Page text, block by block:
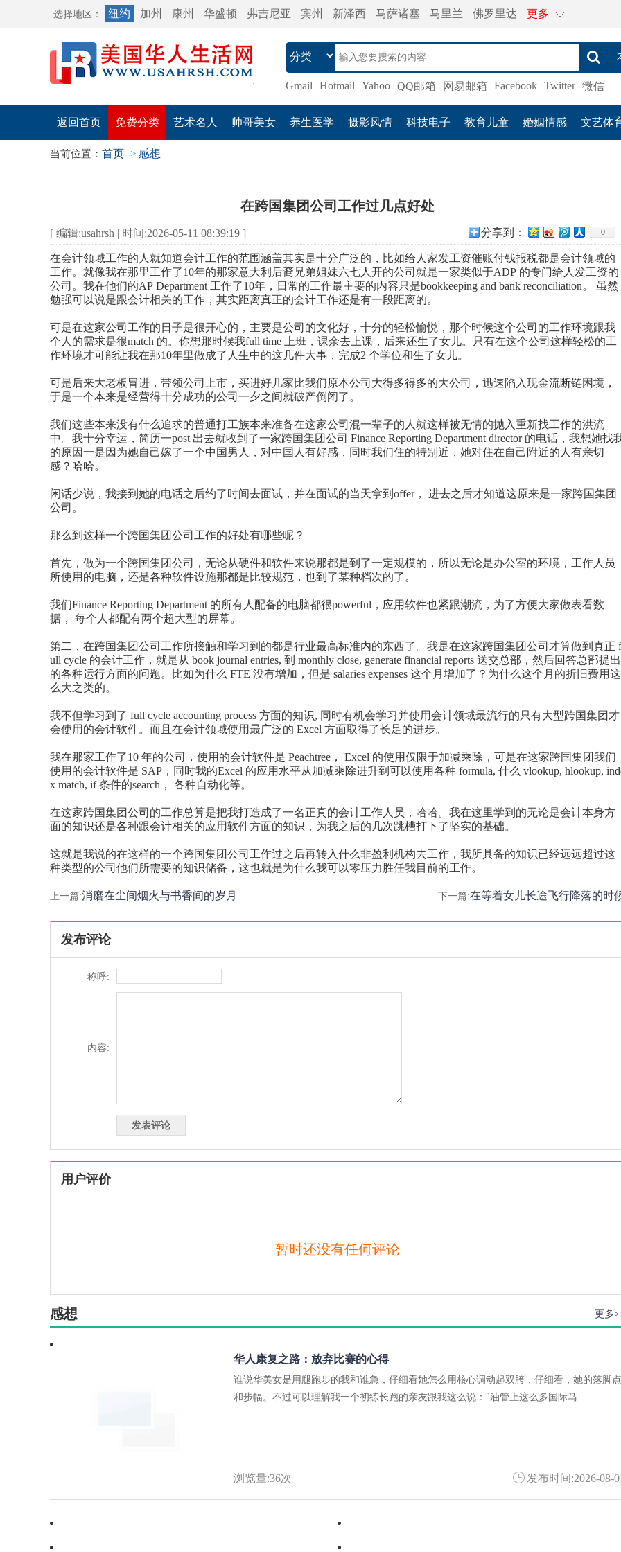
选择地区： 纽约 加州 康州 华盛顿 弗吉尼亚 宾州 新泽西 马萨诸塞 马里兰 佛罗里达 更多
Gmail Hotmail Yahoo QQ邮箱 网易邮箱 Facebook Twitter 微信
返回首页 免费分类 艺术名人 帅哥美女 养生医学 摄影风情 科技电子 教育儿童 婚姻情感 文艺体
当前位置： 首页 -> 感想
在跨国集团公司工作过几点好处
[ 编辑:usahrsh | 时间:2026-05-11 08:39:19 ] 分享到： 0
在会计领域工作的人就知道会计工作的范围涵盖其实是十分广泛的，比如给人家发工资催账付钱报税都是会计领域的
工作。就像我在那里工作了10年的那家意大利后裔兄弟姐妹六七人开的公司就是一家类似于ADP 的专门给人发工资的
公司。我在他们的AP Department 工作了10年，日常的工作最主要的内容只是bookkeeping and bank reconciliation。
虽然
勉强可以说是跟会计相关的工作，其实距离真正的会计工作还是有一段距离的。
可是在这家公司工作的日子是很开心的，主要是公司的文化好，十分的轻松愉悦，那个时候这个公司的工作环境跟我
个人的需求是很match 的。你想那时候我full time
上班，课余去上课，后来还生了女儿。只有在这个公司这样轻松的工
作环境才可能让我在那10年里做成了人生中的这几件大事，完成2 个学位和生了女儿。
可是后来大老板冒进，带领公司上市，买进好几家比我们原本公司大得多得多的大公司，迅速陷入现金流断链困境，
于是一个本来是经营得十分成功的公司一夕之间就破产倒闭了。
我们这些本来没有什么追求的普通打工族本来准备在这家公司混一辈子的人就这样被无情的抛入重新找工作的洪流
中。我十分幸运，简历一post 出去就收到了一家跨国集团公司 Finance Reporting Department director 的电话，我想她找
的原因一是因为她自己嫁了一个中国男人，对中国人有好感，同时我们住的特别近，她对住在自己附近的人有亲切
感？哈哈。
闲话少说，我接到她的电话之后约了时间去面试，并在面试的当天拿到 offer， 进去之后才知道这原来是一家跨国集团
公司 。
那么到这样一个跨国集团公司工作的好处有哪些呢 ？
首先，做为一个跨国集团公司，无论从硬件和软件来说那都是到了一定规模的，所以无论是办公室的环境，工作人员
所使用的电脑，还是各种软件设施那都是比较规范，也到了某种档次的了。
我们Finance Reporting Department 的所有人配备的电脑都很powerful ，应用软件也紧跟潮流，为了方便大家做表看数
据 ， 每个人都配有两个超大型的屏幕。
第二，在跨国集团公司工作所接触和学习到的都是行业最高标准内的东西了。我是在这家跨国集团公司才算做到真正 f
ull cycle 的会计工作，就是从 book journal entries, 到 monthly close, generate financial reports 送交总部，然后回答总部提出
的各种运行方面的问题。比如为什么 FTE 没有增加，但是 salaries expenses 这个月增加了？为什么这个月的折旧费用这
么大之类的。
我不但学习到了 full cycle accounting process 方面的知识, 同时有机会学习并使用会计领域最流行的只有大型跨国集团才
会使用的会计软件。而且在会计领域使用最广泛的 Excel 方面取得了长足的进步。
我在那家工作了10 年的公司，使用的会计软件是 Peachtree ， Excel 的使用仅限于加减乘除，可是在这家跨国集团我们
使用的会计软件是 SAP ，同时我的Excel 的应用水平从加减乘除进升到可以使用各种 formula, 什么 vlookup, hlookup,
x match, if条件的search ， 各种自动化等。
在这家跨国集团公司的工作总算是把我打造成了一名正真的会计工作人员，哈哈。我在这里学到的无论是会计本身方
面的知识还是各种跟会计相关的应用软件方面的知识，为我之后的几次跳槽打下了坚实的基础。
这就是我说的在这样的一个跨国集团公司工作过之后再转入什么非盈利机构去工作，我所具备的知识已经远远超过这
种类型的公司他们所需要的知识储备，这也就是为什么我可以零压力胜任我目前的工作。
上一篇:消磨在尘间烟火与书香间的岁月 下一篇:在等着女儿长途飞行降落的时
发布评论
称呼:
内容:
用户评价
暂时还没有任何评论
感想 更多
华人康复之路：放弃比赛的心得
谁说华美女是用腿跑步的我和谁急，仔细看她怎么用核心调动起双胯，仔细看，她的落脚点
和步幅。不过可以理解我一个初练长跑的亲友跟我这么说："油管上这么多国际马..
浏览量:36次 发布时间:2026-08-
·